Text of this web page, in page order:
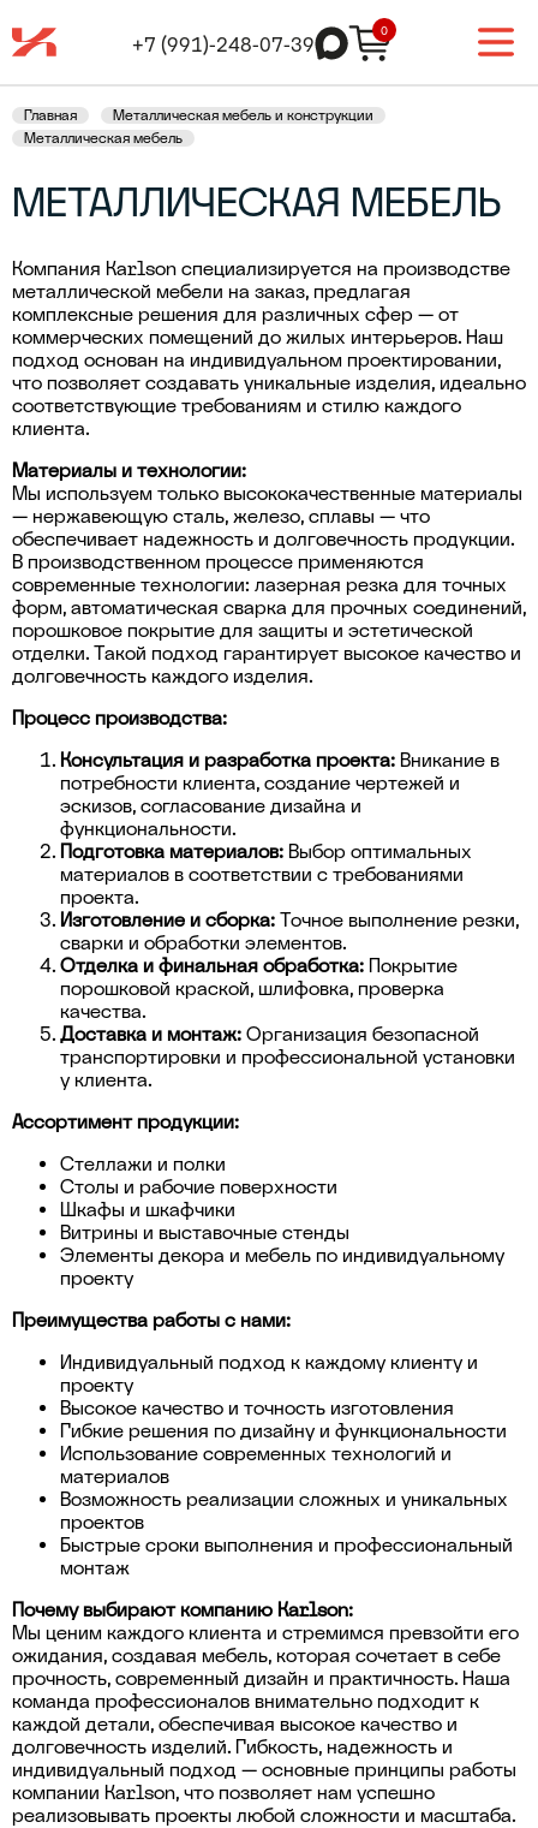
+7 (991)-248-07-39
0
Главная
Металлическая мебель и конструкции
Металлическая мебель
МЕТАЛЛИЧЕСКАЯ МЕБЕЛЬ
Компания Karlson специализируется на производстве
металлической мебели на заказ, предлагая
комплексные решения для различных сфер — от
коммерческих помещений до жилых интерьеров. Наш
подход основан на индивидуальном проектировании,
что позволяет создавать уникальные изделия, идеально
соответствующие требованиям и стилю каждого
клиента.
Материалы и технологии:
Мы используем только высококачественные материалы
— нержавеющую сталь, железо, сплавы — что
обеспечивает надежность и долговечность продукции.
В производственном процессе применяются
современные технологии: лазерная резка для точных
форм, автоматическая сварка для прочных соединений,
порошковое покрытие для защиты и эстетической
отделки. Такой подход гарантирует высокое качество и
долговечность каждого изделия.
Процесс производства:
Консультация и разработка проекта: Вникание в
потребности клиента, создание чертежей и
эскизов, согласование дизайна и
функциональности.
Подготовка материалов: Выбор оптимальных
материалов в соответствии с требованиями
проекта.
Изготовление и сборка: Точное выполнение резки,
сварки и обработки элементов.
Отделка и финальная обработка: Покрытие
порошковой краской, шлифовка, проверка
качества.
Доставка и монтаж: Организация безопасной
транспортировки и профессиональной установки
у клиента.
Ассортимент продукции:
Стеллажи и полки
Столы и рабочие поверхности
Шкафы и шкафчики
Витрины и выставочные стенды
Элементы декора и мебель по индивидуальному
проекту
Преимущества работы с нами:
Индивидуальный подход к каждому клиенту и
проекту
Высокое качество и точность изготовления
Гибкие решения по дизайну и функциональности
Использование современных технологий и
материалов
Возможность реализации сложных и уникальных
проектов
Быстрые сроки выполнения и профессиональный
монтаж
Почему выбирают компанию Karlson:
Мы ценим каждого клиента и стремимся превзойти его
ожидания, создавая мебель, которая сочетает в себе
прочность, современный дизайн и практичность. Наша
команда профессионалов внимательно подходит к
каждой детали, обеспечивая высокое качество и
долговечность изделий. Гибкость, надежность и
индивидуальный подход — основные принципы работы
компании Karlson, что позволяет нам успешно
реализовывать проекты любой сложности и масштаба.